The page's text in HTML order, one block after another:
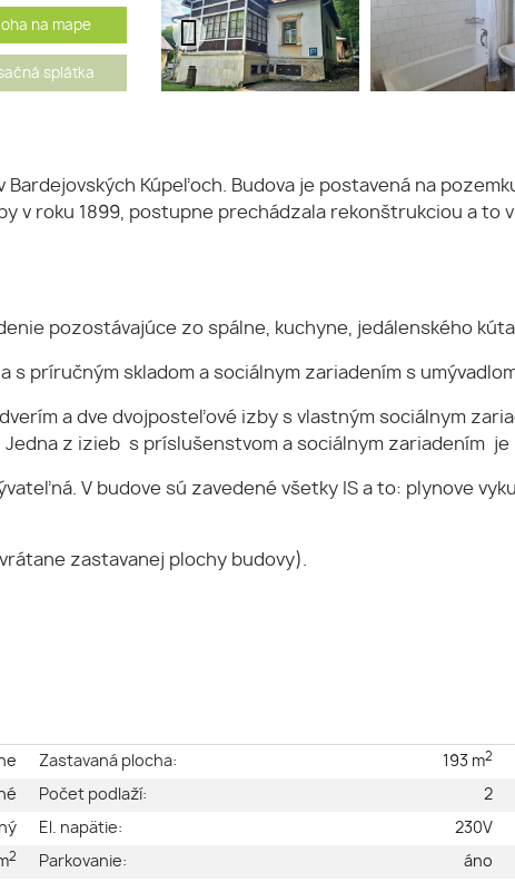
na mape
splátka
Bardejovských Kúpeľoch. Budova je postavená na
v roku 1899, postupne prechádzala rekonštrukciou a to v
pozostávajúce zo spálne, kuchyne, jedálenského
s príručným skladom a sociálnym zariadením s
a dve dvojposteľové izby s vlastným sociálnym
Jedna z izieb s príslušenstvom a sociálnym zariadením
V budove sú zavedené všetky IS a to: plynove
zastavanej plochy budovy).
2
Zastavaná plocha: 193 m2
Počet podlaží:
2
El. napätie:
230V
Parkovanie:
áno